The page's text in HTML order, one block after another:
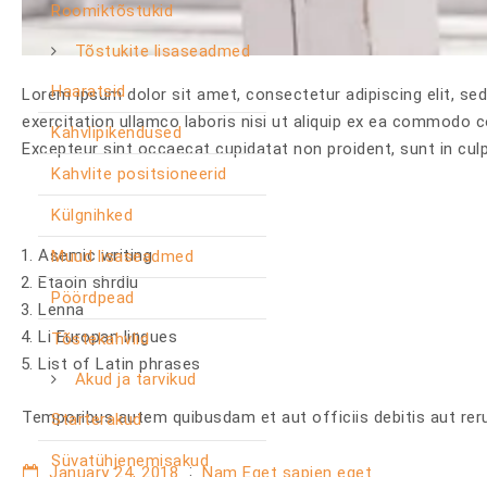
Roomiktõstukid
Tõstukite lisaseadmed
Haaratsid
Kahvlipikendused
Kahvlite positsioneerid
Külgnihked
Muud lisaseadmed
Pöördpead
Tõstekahvlid
Akud ja tarvikud
Starterakud
Süvatühjenemisakud
Lorem ipsum dolor sit amet, consectetur adipiscing elit,
exercitation ullamco laboris nisi ut aliquip ex ea commodo
Excepteur sint occaecat cupidatat non proident, sunt in
Asemic writing
Etaoin shrdlu
Lenna
Li Europan lingues
List of Latin phrases
Temporibus autem quibusdam et aut officiis debitis aut
January 24, 2018 Nam Eget sapien eget